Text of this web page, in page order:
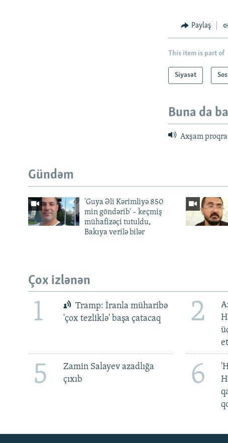
Paylaş
This item is part of
Siyasət
Buna da
Axşam
Gündəm
'Guya Əli Kərimliyə 850
min göndərib' – keçmiş
mühafizəçi tutuldu,
Bakıya verilə bilər
Çox izlənən
1
Tramp: İranla müharibə
'çox tezliklə' başa çatacaq
2
5
Zamin Salayev azadlığa
çıxıb
6